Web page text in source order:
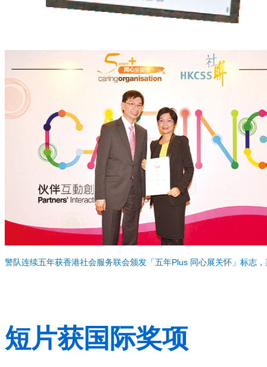
警队连续五年获香港社会服务联会颁发「五年Plus 同心展关怀」标志
短片获国际奖项